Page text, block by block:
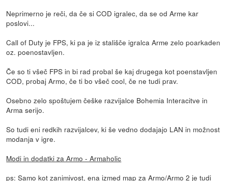
Neprimerno je reči, da če si COD igralec, da se od Arme kar
poslovi...
Call of Duty je FPS, ki pa je iz stališče igralca Arme zelo poarkaden
oz. poenostavljen.
Če so ti všeč FPS in bi rad probal še kaj drugega kot poenstavljen
COD, probaj Armo, če ti bo všeč cool, če ne tudi prav.
Osebno zelo spoštujem češke razvijalce Bohemia Interacitve in
Arma serijo.
So tudi eni redkih razvijalcev, ki še vedno dodajajo LAN in možnost
modanja v igre.
Modi in dodatki za Armo - Armaholic
ps: Samo kot zanimivost, ena izmed map za Armo/Armo 2 je tudi